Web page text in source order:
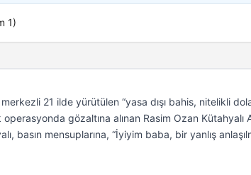
1)
21 ilde yürütülen “yasa dışı bahis, nitelikli
operasyonda gözaltına alınan Rasim Ozan
basın mensuplarına, “İyiyim baba, bir yanlış